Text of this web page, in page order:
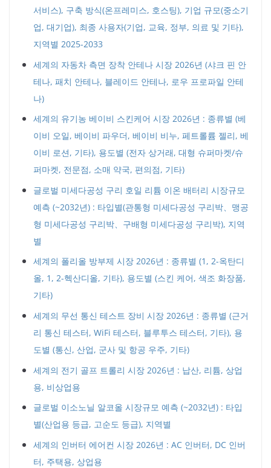
서비스), 구축 방식(온프레미스, 호스팅), 기업 규모(중소기
업, 대기업), 최종 사용자(기업, 교육, 정부, 의료 및 기타),
지역별 2025-2033
세계의 자동차 측면 장착 안테나 시장 2026년 (샤크 핀 안
테나, 패치 안테나, 블레이드 안테나, 로우 프로파일 안테
나)
세계의 유기농 베이비 스킨케어 시장 2026년 : 종류별 (베
이비 오일, 베이비 파우더, 베이비 비누, 페트롤륨 젤리, 베
이비 로션, 기타), 용도별 (전자 상거래, 대형 슈퍼마켓/슈
퍼마켓, 전문점, 소매 약국, 편의점, 기타)
글로벌 미세다공성 구리 호일 리튬 이온 배터리 시장규모
예측 (~2032년) : 타입별(관통형 미세다공성 구리박、맹공
형 미세다공성 구리박、구배형 미세다공성 구리박), 지역
별
세계의 폴리올 방부제 시장 2026년 : 종류별 (1, 2-옥탄디
올, 1, 2-헥산디올, 기타), 용도별 (스킨 케어, 색조 화장품,
기타)
세계의 무선 통신 테스트 장비 시장 2026년 : 종류별 (근거
리 통신 테스터, WiFi 테스터, 블루투스 테스터, 기타), 용
도별 (통신, 산업, 군사 및 항공 우주, 기타)
세계의 전기 골프 트롤리 시장 2026년 : 납산, 리튬, 상업
용, 비상업용
글로벌 이소노닐 알코올 시장규모 예측 (~2032년) : 타입
별(산업용 등급, 고순도 등급), 지역별
세계의 인버터 에어컨 시장 2026년 : AC 인버터, DC 인버
터, 주택용, 상업용